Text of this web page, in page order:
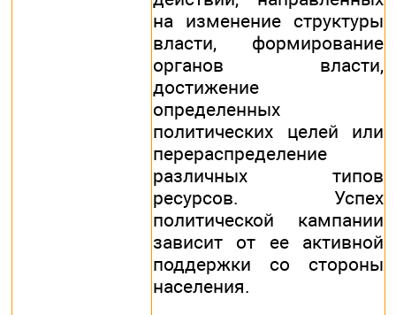
на изменение структуры
власти, формирование
органов власти,
достижение
определенных
политических целей или
перераспределение
различных типов
ресурсов. Успех
политической кампании
зависит от ее активной
поддержки со стороны
населения.